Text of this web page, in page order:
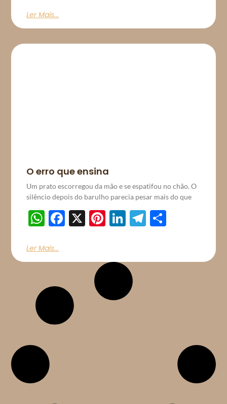
Ler Mais...
O erro que ensina
Um prato escorregou da mão e se espatifou no chão. O
silêncio depois do barulho parecia pesar mais do que
WhatsApp
Facebook
X Pinterest
LinkedIn
Telegram
Ler Mais...